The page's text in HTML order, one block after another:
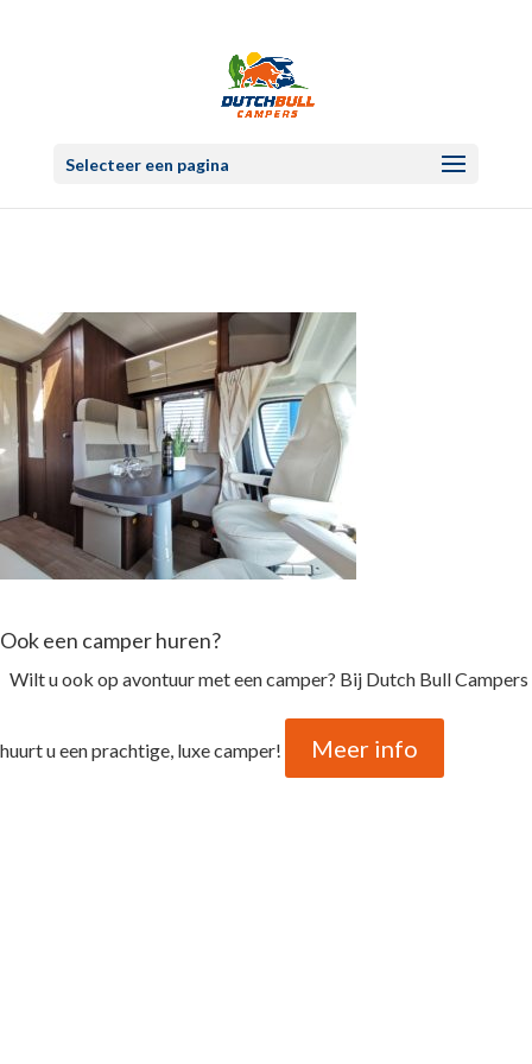
Selecteer een pagina
Ook een camper huren?
Wilt u ook op avontuur met een camper? Bij Dutch Bull Campers
huurt u een prachtige, luxe camper! Meer info